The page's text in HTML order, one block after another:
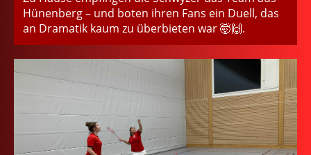
Hünenberg – und boten ihren Fans ein Duell, das
an Dramatik kaum zu überbieten war 🤯🙌.